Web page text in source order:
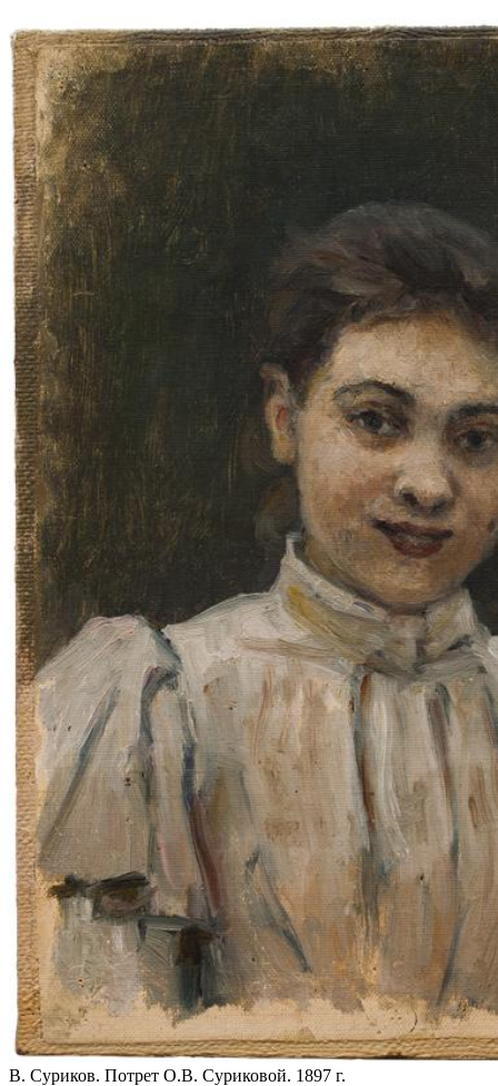
В. Суриков. Потрет О.В. Суриковой. 1897 г.